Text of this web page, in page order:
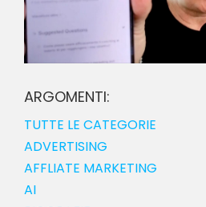
ARGOMENTI:
TUTTE LE CATEGORIE
ADVERTISING
AFFLIATE MARKETING
AI